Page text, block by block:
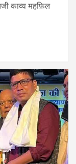
काव्य महफ़िल